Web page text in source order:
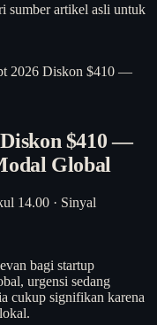
sumber artikel asli untuk
2026 Diskon $410 —
$410 —
Global
14.00 · Sinyal
bagi startup
urgensi sedang
cukup signifikan karena